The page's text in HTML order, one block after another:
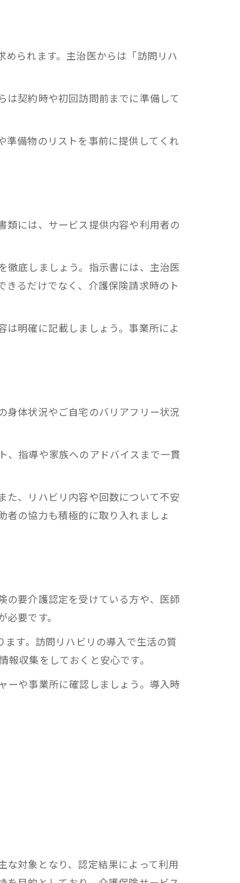
られます。主治医からは「訪問リハ
は契約時や初回訪問前までに準備して
準備物のリストを事前に提供してくれ
類には、サービス提供内容や利用者の
徹底しましょう。指示書には、主治医
るだけでなく、介護保険請求時のト
明確に記載しましょう。事業所によ
身体状況やご自宅のバリアフリー状況
、指導や家族へのアドバイスまで一貫
た、リハビリ内容や回数について不安
の協力も積極的に取り入れましょ
の要介護認定を受けている方や、医師
要です。
す。訪問リハビリの導入で生活の質
収集をしておくと安心です。
ーや事業所に確認しましょう。導入時
対象となり、認定結果によって利用